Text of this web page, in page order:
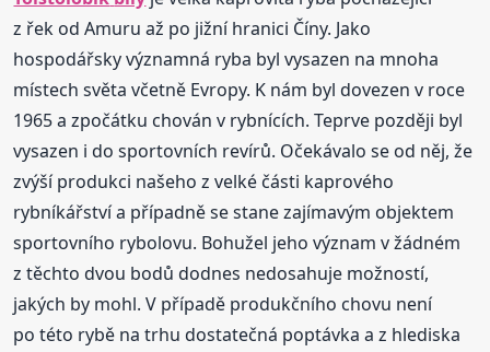
z řek od Amuru až po jižní hranici Číny. Jako
hospodářsky významná ryba byl vysazen na mnoha
místech světa včetně Evropy. K nám byl dovezen v roce
1965 a zpočátku chován v rybnících. Teprve později byl
vysazen i do sportovních revírů. Očekávalo se od něj, že
zvýší produkci našeho z velké části kaprového
rybníkářství a případně se stane zajímavým objektem
sportovního rybolovu. Bohužel jeho význam v žádném
z těchto dvou bodů dodnes nedosahuje možností,
jakých by mohl. V případě produkčního chovu není
po této rybě na trhu dostatečná poptávka a z hlediska